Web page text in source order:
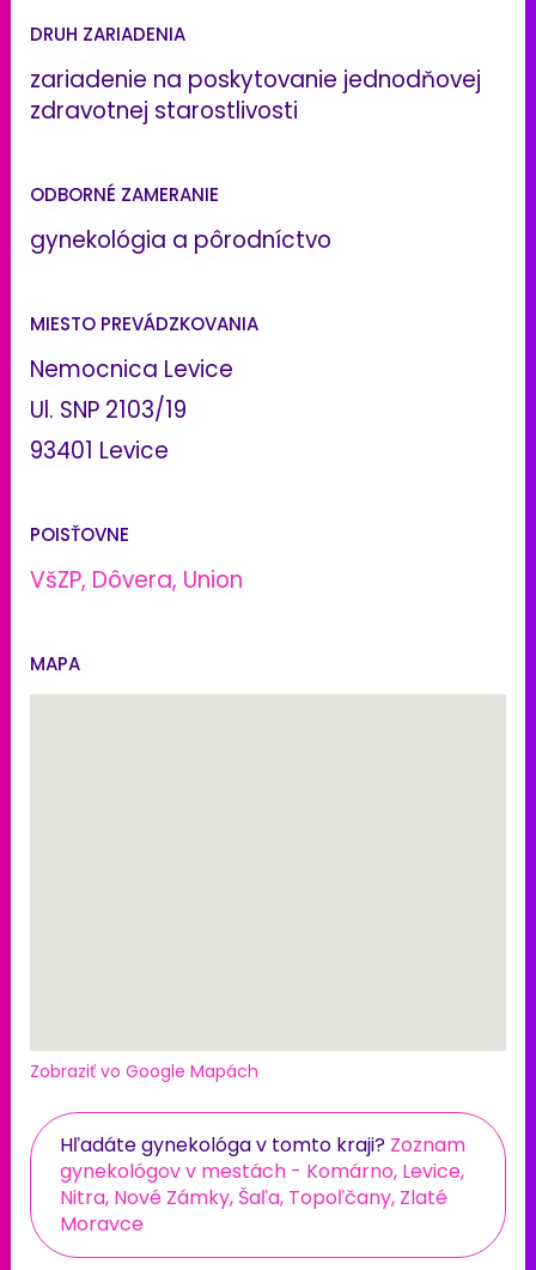
DRUH ZARIADENIA
zariadenie na poskytovanie jednodňovej
zdravotnej starostlivosti
ODBORNÉ ZAMERANIE
gynekológia a pôrodníctvo
MIESTO PREVÁDZKOVANIA
Nemocnica Levice
Ul. SNP 2103/19
93401 Levice
POISŤOVNE
VšZP, Dôvera, Union
MAPA
Zobraziť vo Google Mapách
Hľadáte gynekológa v tomto kraji? Zoznam
gynekológov v mestách - Komárno, Levice,
Nitra, Nové Zámky, Šaľa, Topoľčany, Zlaté
Moravce